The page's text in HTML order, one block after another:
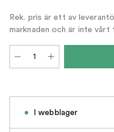
Rek. pris är ett av
marknaden och är inte vårt
I webblager